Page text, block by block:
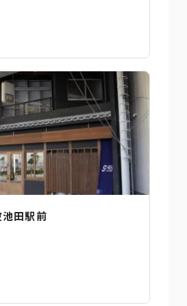
田駅前